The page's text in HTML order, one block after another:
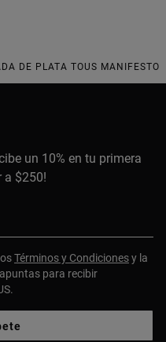
DE PLATA TOUS MANIFESTO
un 10% en tu primera
a $250!
Términos y Condicionesy la
apuntas para recibir